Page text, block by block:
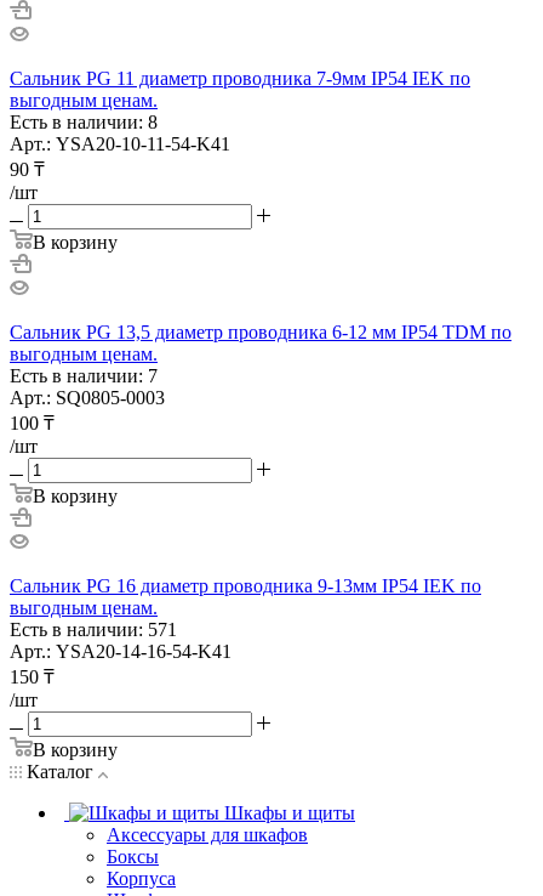
Сальник PG 11 диаметр проводника 7-9мм IP54 IEK по
выгодным ценам.
Есть в наличии: 8
Арт.: YSA20-10-11-54-K41
90 ₸
/шт
В корзину
Сальник PG 13,5 диаметр проводника 6-12 мм IP54 TDM по
выгодным ценам.
Есть в наличии: 7
Арт.: SQ0805-0003
100 ₸
/шт
В корзину
Сальник PG 16 диаметр проводника 9-13мм IP54 IEK по
выгодным ценам.
Есть в наличии: 571
Арт.: YSA20-14-16-54-K41
150 ₸
/шт
В корзину
Каталог
Шкафы и щиты
Аксессуары для шкафов
Боксы
Корпуса